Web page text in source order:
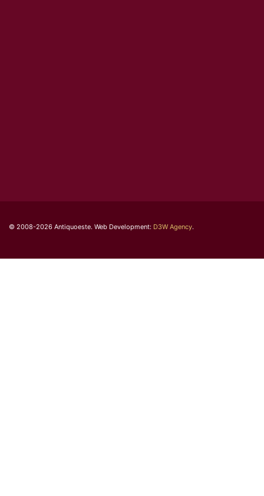
© 2008-2026 Antiquoeste. Web Development: D3W Agency.